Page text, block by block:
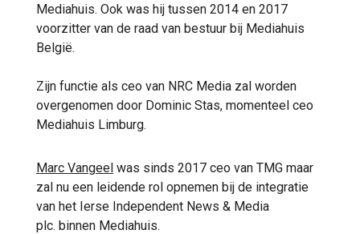
Mediahuis. Ook was hij tussen 2014 en 2017
voorzitter van de raad van bestuur bij Mediahuis
België.
Zijn functie als ceo van NRC Media zal worden
overgenomen door Dominic Stas, momenteel ceo
Mediahuis Limburg.
Marc Vangeel was sinds 2017 ceo van TMG maar
zal nu een leidende rol opnemen bij de integratie
van het Ierse Independent News & Media
plc. binnen Mediahuis.